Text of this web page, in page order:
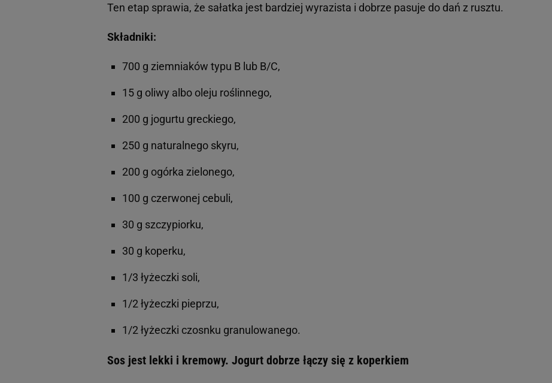
Ten etap sprawia, że sałatka jest bardziej wyrazista i dobrze pasuje do dań z rusztu.
Składniki:
700 g ziemniaków typu B lub B/C,
15 g oliwy albo oleju roślinnego,
200 g jogurtu greckiego,
250 g naturalnego skyru,
200 g ogórka zielonego,
100 g czerwonej cebuli,
30 g szczypiorku,
30 g koperku,
1/3 łyżeczki soli,
1/2 łyżeczki pieprzu,
1/2 łyżeczki czosnku granulowanego.
Sos jest lekki i kremowy. Jogurt dobrze łączy się z koperkiem